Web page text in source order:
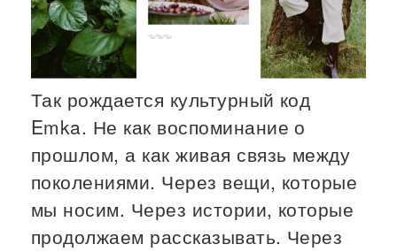
Так рождается культурный код
Emka. Не как воспоминание о
прошлом, а как живая связь между
поколениями. Через вещи, которые
мы носим. Через истории, которые
продолжаем рассказывать. Через